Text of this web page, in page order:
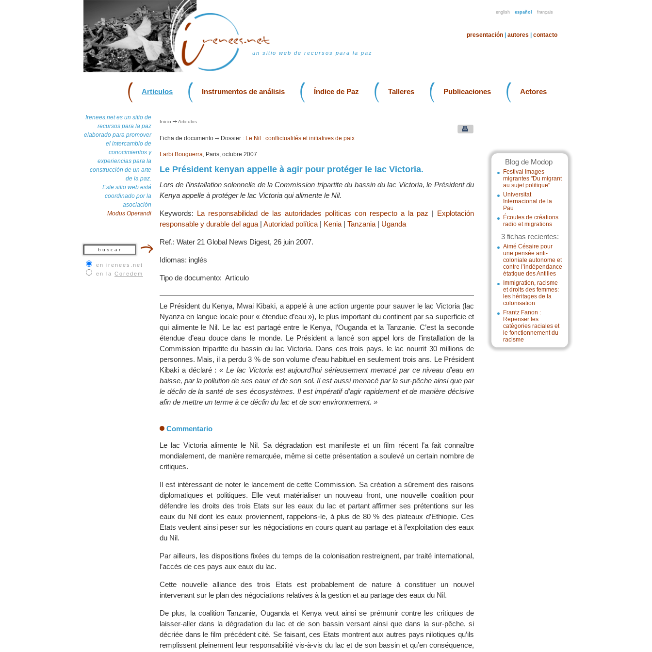
english español français
un sitio web de recursos para la paz
presentación autores contacto
Articulos Instrumentos de análisis Índice de Paz Talleres Publicaciones Actores
Irenees.net es un sitio de
recursos para la paz
elaborado para promover
el intercambio de
conocimientos y
experiencias para la
construcción de un arte
de la paz.
Este sitio web está
coordinado por la
asociación
Modus Operandi
en irenees.net
en la Coredem
Blog de Modop
Festival Images
migrantes "Du migrant
au sujet politique"
Universitat
Internacional de la
Pau
Écoutes de créations
radio et migrations
3 fichas recientes:
Aimé Césaire pour
une pensée anti-
coloniale autonome et
contre l’indépendance
étatique des Antilles
Immigration, racisme
et droits des femmes:
les héritages de la
colonisation
Frantz Fanon :
Repenser les
catégories raciales et
le fonctionnement du
racisme
Inicio Articulos
Ficha de documento Dossier : Le Nil : conflictualités et initiatives de paix
Larbi Bouguerra, Paris, octubre 2007
Le Président kenyan appelle à agir pour protéger le lac Victoria.
Lors de l’installation solennelle de la Commission tripartite du bassin du lac Victoria, le Président du
Kenya appelle à protéger le lac Victoria qui alimente le Nil.
Keywords: La responsabilidad de las autoridades políticas con respecto a la paz | Explotación
responsable y durable del agua | Autoridad política | Kenia | Tanzania | Uganda
Ref.: Water 21 Global News Digest, 26 juin 2007.
Idiomas: inglés
Tipo de documento: Articulo
Le Président du Kenya, Mwai Kibaki, a appelé à une action urgente pour sauver le lac Victoria (lac
Nyanza en langue locale pour « étendue d’eau »), le plus important du continent par sa superficie et
qui alimente le Nil. Le lac est partagé entre le Kenya, l’Ouganda et la Tanzanie. C’est la seconde
étendue d’eau douce dans le monde. Le Président a lancé son appel lors de l’installation de la
Commission tripartite du bassin du lac Victoria. Dans ces trois pays, le lac nourrit 30 millions de
personnes. Mais, il a perdu 3 % de son volume d’eau habituel en seulement trois ans. Le Président
Kibaki a déclaré :« Le lac Victoria est aujourd’hui sérieusement menacé par ce niveau d’eau en
baisse, par la pollution de ses eaux et de son sol. Il est aussi menacé par la sur-pêche ainsi que par
le déclin de la santé de ses écosystèmes. Il est impératif d’agir rapidement et de manière décisive
afin de mettre un terme à ce déclin du lac et de son environnement. »
Commentario
Le lac Victoria alimente le Nil. Sa dégradation est manifeste et un film récent l’a fait connaître
mondialement, de manière remarquée, même si cette présentation a soulevé un certain nombre de
critiques.
Il est intéressant de noter le lancement de cette Commission. Sa création a sûrement des raisons
diplomatiques et politiques. Elle veut matérialiser un nouveau front, une nouvelle coalition pour
défendre les droits des trois Etats sur les eaux du lac et partant affirmer ses prétentions sur les
eaux du Nil dont les eaux proviennent, rappelons-le, à plus de 80 % des plateaux d’Ethiopie. Ces
Etats veulent ainsi peser sur les négociations en cours quant au partage et à l’exploitation des eaux
du Nil.
Par ailleurs, les dispositions fixées du temps de la colonisation restreignent, par traité international,
l’accès de ces pays aux eaux du lac.
Cette nouvelle alliance des trois Etats est probablement de nature à constituer un nouvel
intervenant sur le plan des négociations relatives à la gestion et au partage des eaux du Nil.
De plus, la coalition Tanzanie, Ouganda et Kenya veut ainsi se prémunir contre les critiques de
laisser-aller dans la dégradation du lac et de son bassin versant ainsi que dans la sur-pêche, si
décriée dans le film précédent cité. Se faisant, ces Etats montrent aux autres pays nilotiques qu’ils
remplissent pleinement leur responsabilité vis-à-vis du lac et de son bassin et qu’en conséquence,